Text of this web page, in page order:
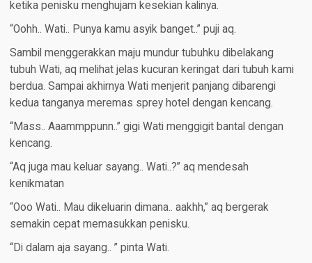
ketika penisku menghujam kesekian kalinya.
“Oohh.. Wati.. Punya kamu asyik banget..” puji aq.
Sambil menggerakkan maju mundur tubuhku dibelakang
tubuh Wati, aq melihat jelas kucuran keringat dari tubuh kami
berdua. Sampai akhirnya Wati menjerit panjang dibarengi
kedua tanganya meremas sprey hotel dengan kencang.
“Mass.. Aaammppunn..” gigi Wati menggigit bantal dengan
kencang.
“Aq juga mau keluar sayang.. Wati..?” aq mendesah
kenikmatan
“Ooo Wati.. Mau dikeluarin dimana.. aakhh,” aq bergerak
semakin cepat memasukkan penisku.
“Di dalam aja sayang.. ” pinta Wati.